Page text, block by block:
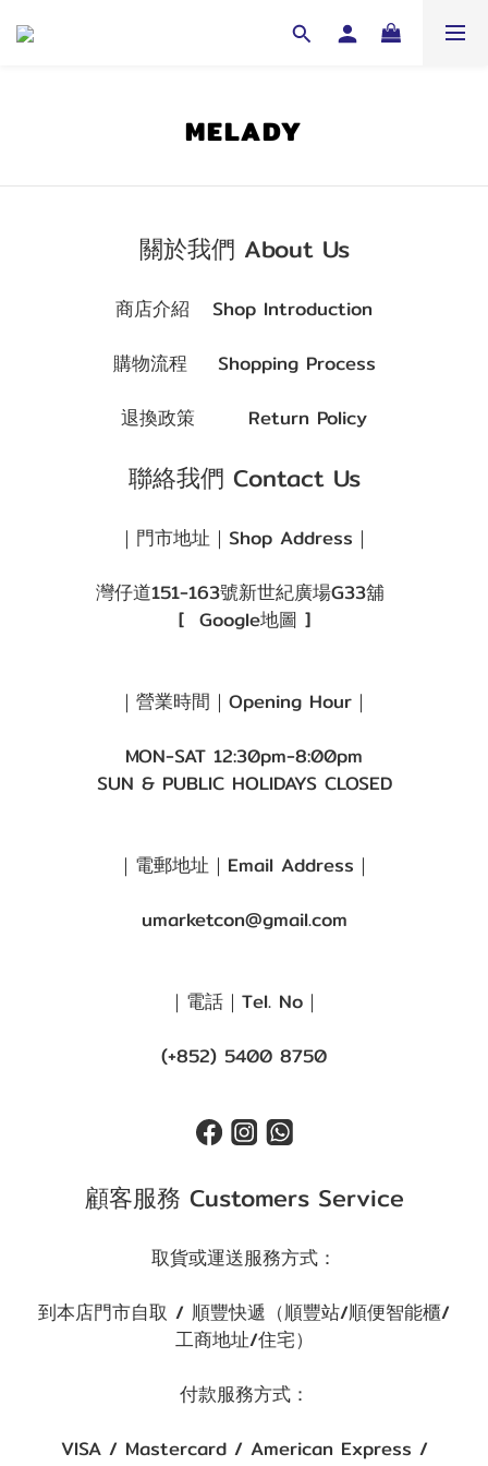
MELADY
關於我們 About Us
商店介紹 Shop Introduction
購物流程
Shopping Process
退換政策
Return Policy
聯絡我們 Contact Us
｜門市地址｜Shop Address｜
灣仔道151-163號新世紀廣場G33舖
[ Google地圖 ]
｜營業時間｜Opening Hour｜
MON-SAT 12:30pm-8:00pm
SUN & PUBLIC HOLIDAYS CLOSED
｜電郵地址｜Email Address｜
umarketcon@gmail.com
｜電話｜Tel. No｜
(+852) 5400 8750
顧客服務 Customers Service
取貨或運送服務方式：
到本店門市自取 / 順豐快遞（順豐站/順便智能櫃/
工商地址/住宅）
付款服務方式：
VISA / Mastercard / American Express /